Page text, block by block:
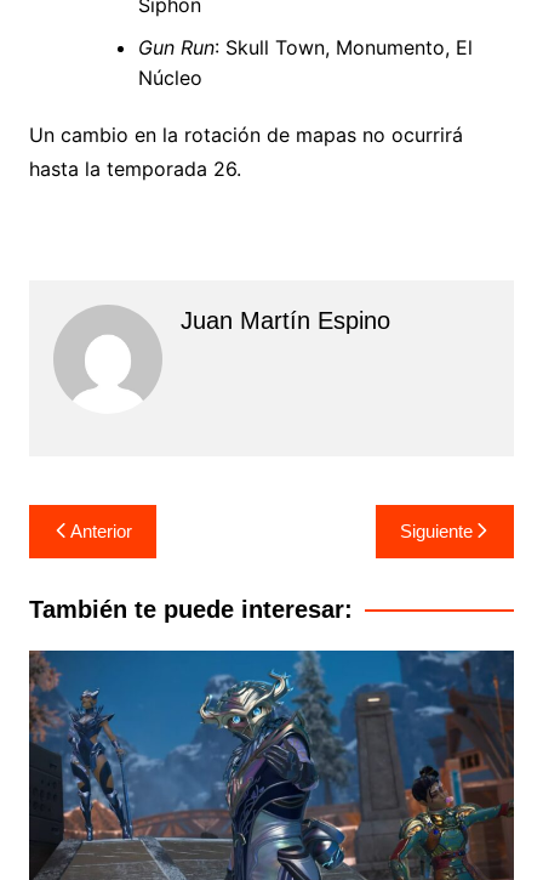
Siphon
Gun Run: Skull Town, Monumento, El
Núcleo
Un cambio en la rotación de mapas no ocurrirá
hasta la temporada 26.
Juan Martín Espino
Navegación
de
entradas
Anterior Siguiente
También te puede interesar: